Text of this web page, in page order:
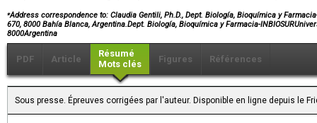
⁎Address correspondence to: Claudia Gentili, Ph.D., Dept. Biología, Bioquímica y
670, 8000 Bahía Blanca, Argentina.Dept. Biología, Bioquímica y Farmacia-
8000Argentina
PDF Article
Résumé
Mots clés
Figures Références
Sous presse. Épreuves corrigées par l'auteur. Disponible en ligne depuis le